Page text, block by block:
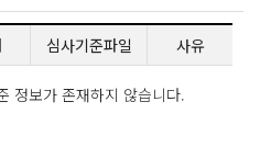
심사기준파일 사유
정보가 존재하지 않습니다.